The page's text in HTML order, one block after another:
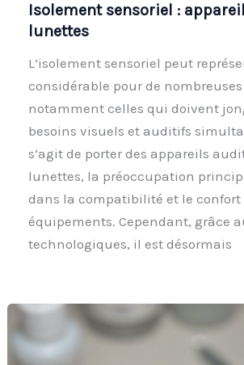
Isolement sensoriel :
lunettes
L’isolement sensoriel peut
considérable pour de
notamment celles qui doivent
besoins visuels et auditifs
s’agit de porter des appareils
lunettes, la préoccupation
dans la compatibilité et le confort
équipements. Cependant, grâce
technologiques, il est désormais